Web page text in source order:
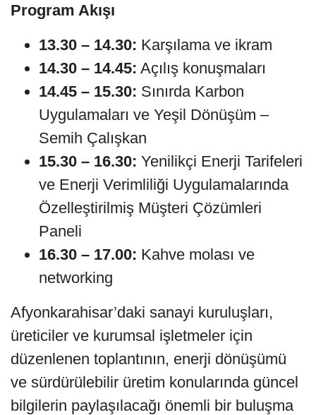
Program Akışı
13.30 – 14.30: Karşılama ve ikram
14.30 – 14.45: Açılış konuşmaları
14.45 – 15.30: Sınırda Karbon
Uygulamaları ve Yeşil Dönüşüm –
Semih Çalışkan
15.30 – 16.30: Yenilikçi Enerji Tarifeleri
ve Enerji Verimliliği Uygulamalarında
Özelleştirilmiş Müşteri Çözümleri
Paneli
16.30 – 17.00: Kahve molası ve
networking
Afyonkarahisar’daki sanayi kuruluşları,
üreticiler ve kurumsal işletmeler için
düzenlenen toplantının, enerji dönüşümü
ve sürdürülebilir üretim konularında güncel
bilgilerin paylaşılacağı önemli bir buluşma